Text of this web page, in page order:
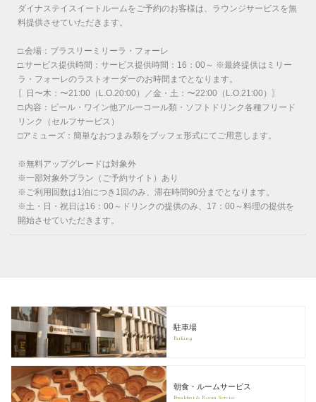
ダイナステイスイートルームをご予約のお客様は、ラウンジサービスを無
料提供させていただきます。
□.会場：ブラスリーミリーラ・フォーレ
□.サービス提供時間：サービス提供時間：16：00～ ※最終提供はミリー
ラ・フォーレのラストオーダーのお時間までとなります。
〖日〜木：〜21:00（L.O.20:00）／金・土：〜22:00（L.O.21:00）〗
□.内容：ビール・ワイン他アルーコール類・ソフトドリンク各種フリード
リンク（セルフサービス）
□アミューズ：簡単なおつまみ類をブッフェ形式にてご用意します。
※無料アップグレードは対象外
※一部対象外プラン（ご予約サイト）あり
※ご利用回数は1泊につき1回のみ、滞在時間90分までとなります。
※土・日・祝日は16：00～ドリンクの提供のみ、17：00～料理の提供を
開始させていただきます。
駐車場
Parking
朝食・ルームサービス
Breakfast & Room Service